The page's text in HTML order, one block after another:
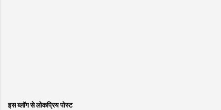
इस ब्लॉग से लोकप्रिय पोस्ट